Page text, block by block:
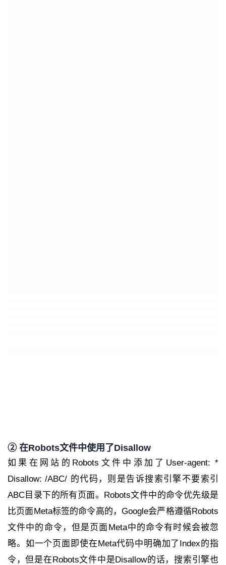
② 在Robots文件中使用了Disallow
如果在网站的Robots文件中添加了User-agent: *
Disallow: /ABC/ 的代码，则是告诉搜索引擎不要索引
ABC目录下的所有页面。Robots文件中的命令优先级是
比页面Meta标签的命令高的，Google会严格遵循Robots
文件中的命令，但是页面Meta中的命令有时候会被忽
略。如一个页面即使在Meta代码中明确加了Index的指
令，但是在Robots文件中是Disallow的话，搜索引擎也